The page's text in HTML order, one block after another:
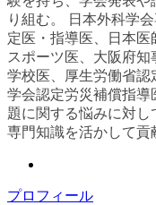
り組む。 日本外科学
定医・指導医、日本
スポーツ医、大阪府
学校医、厚生労働省
学会認定労災補償指導
題に関する悩みに対し
専門知識を活かして貢
プロフィール